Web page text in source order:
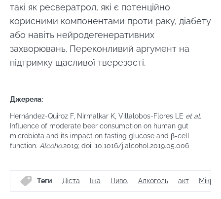
такі як ресвератрол, які є потенційно
корисними компонентами проти раку, діабету
або навіть нейродегенеративних
захворювань. Переконливий аргумент на
підтримку щасливої тверезості.
Old
sources
Джерела:
Hernández-Quiroz F, Nirmalkar K, Villalobos-Flores LE et al.
Influence of moderate beer consumption on human gut
microbiota and its impact on fasting glucose and β-cell
function. Alcoho.2019; doi: 10.1016/j.alcohol.2019.05.006
Теги Дієта Їжа Пиво. Алкоголь акт
Ви збираєтеся перенаправити і залишити
наш веб -сайт
Перенаправляти
BioCodex
Я прочитав і приймаю GTU і
політику
захисту данихІнституту мікробіоти
Biocodex.
BMI 20-35
Я прочитав і приймаю GTUіполітику
захисту данихІнституту мікробіоти
Biocodex.
* Обов'язкові поля
Чи справді
союзник нашої
мікробіоти?
29.07.2026